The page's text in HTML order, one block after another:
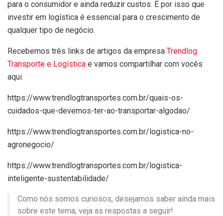
para o consumidor e ainda reduzir custos. É por isso que
investir em logística é essencial para o crescimento de
qualquer tipo de negócio.
Recebemos três links de artigos da empresa Trendlog
Transporte e Logística e vamos compartilhar com vocês
aqui.
https://www.trendlogtransportes.com.br/quais-os-
cuidados-que-devemos-ter-ao-transportar-algodao/
https://www.trendlogtransportes.com.br/logistica-no-
agronegocio/
https://www.trendlogtransportes.com.br/logistica-
inteligente-sustentabilidade/
Como nós somos curiosos, desejamos saber ainda mais
sobre este tema, veja as respostas a seguir!